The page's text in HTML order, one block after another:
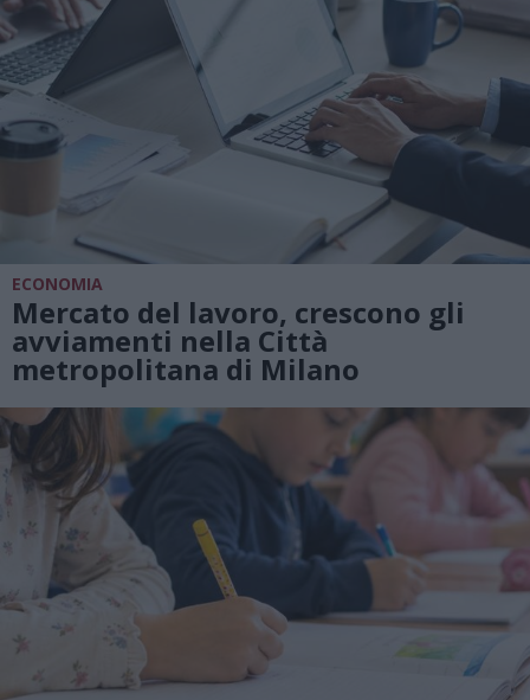
ECONOMIA
Mercato del lavoro, crescono gli
avviamenti nella Città
metropolitana di Milano